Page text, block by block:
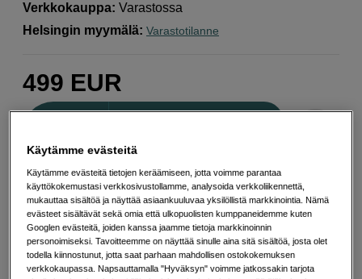
Verkkokauppa: Varastossa
Helsingin myymälä: Varastotilanne
499 EUR
Määrä
Maksa Svea-erämaksulla
Esimerkki: 36 kk, 18 EUR/kk, yhteensä 653 EUR, todellinen vuosikorko
19,07 %
Avausmaksu 5 EUR, laskutusmaksu 0 EUR/kk lisäksi
Lainaaminen maksaa!
Jos et pysty maksamaan velkaa ajoissa, saatat
Käytämme evästeitä
Käytämme evästeitä tietojen keräämiseen, jotta voimme parantaa
käyttökokemustasi verkkosivustollamme, analysoida verkkoliikennettä,
mukauttaa sisältöä ja näyttää asiaankuuluvaa yksilöllistä markkinointia. Nämä
evästeet sisältävät sekä omia että ulkopuolisten kumppaneidemme kuten
Googlen evästeitä, joiden kanssa jaamme tietoja markkinoinnin
personoimiseksi. Tavoitteemme on näyttää sinulle aina sitä sisältöä, josta olet
todella kiinnostunut, jotta saat parhaan mahdollisen ostokokemuksen
verkkokaupassa. Napsauttamalla "Hyväksyn" voimme jatkossakin tarjota